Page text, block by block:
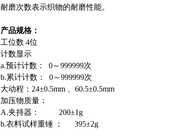
耐磨次数表示织物的耐磨性能。
产品规格：
工位数 4位
计数显示
a.预计计数： 0～999999次
b.累计计数： 0～999999次
大动程：24±0.5mm 、60.5±0.5mm
加压物质量：
A.夹持器： 200±1g
b.衣料试样重锤 ： 395±2g